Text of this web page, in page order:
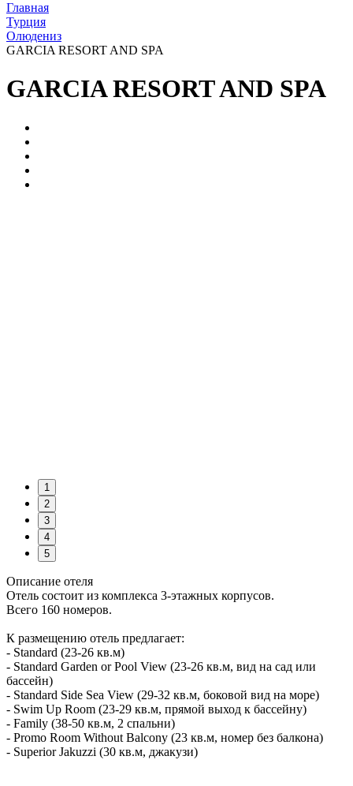
Главная
Турция
Олюдениз
GARCIA RESORT AND SPA
GARCIA RESORT AND SPA
1
2
3
4
5
Описание отеля
Отель состоит из комплекса 3-этажных корпусов.
Всего 160 номеров.
К размещению отель предлагает:
- Standard (23-26 кв.м)
- Standard Garden or Pool View (23-26 кв.м, вид на сад или
бассейн)
- Standard Side Sea View (29-32 кв.м, боковой вид на море)
- Swim Up Room (23-29 кв.м, прямой выход к бассейну)
- Family (38-50 кв.м, 2 спальни)
- Promo Room Without Balcony (23 кв.м, номер без балкона)
- Superior Jakuzzi (30 кв.м, джакузи)